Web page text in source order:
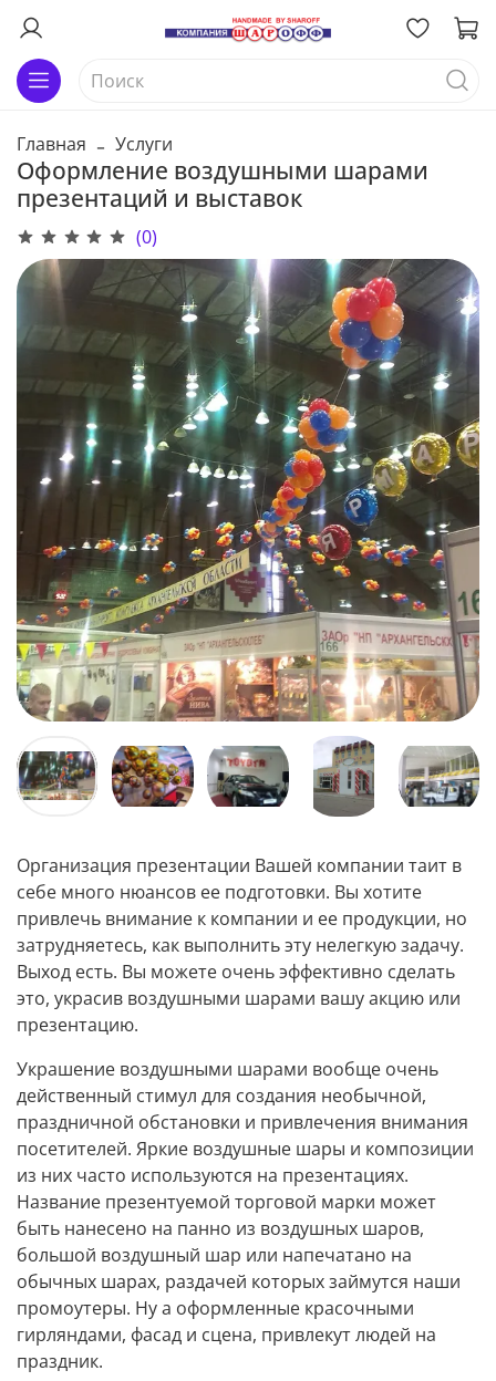
Главная Услуги
Оформление воздушными шарами
презентаций и выставок
(0)
Организация презентации Вашей компании таит в
себе много нюансов ее подготовки. Вы хотите
привлечь внимание к компании и ее продукции, но
затрудняетесь, как выполнить эту нелегкую задачу.
Выход есть. Вы можете очень эффективно сделать
это, украсив воздушными шарами вашу акцию или
презентацию.
Украшение воздушными шарами вообще очень
действенный стимул для создания необычной,
праздничной обстановки и привлечения внимания
посетителей. Яркие воздушные шары и композиции
из них часто используются на презентациях.
Название презентуемой торговой марки может
быть нанесено на панно из воздушных шаров,
большой воздушный шар или напечатано на
обычных шарах, раздачей которых займутся наши
промоутеры. Ну а оформленные красочными
гирляндами, фасад и сцена, привлекут людей на
праздник.